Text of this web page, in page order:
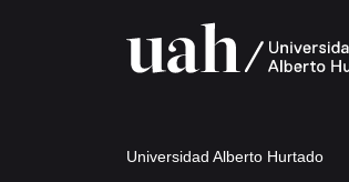
Universidad Alberto Hurtado